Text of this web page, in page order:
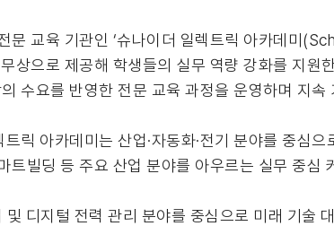
문 교육 기관인 ‘슈나이더 일렉트릭 아카데미
상으로 제공해 학생들의 실무 역량 강화를 지
수요를 반영한 전문 교육 과정을 운영하며 지
릭 아카데미는 산업·자동화·전기 분야를 중심
트빌딩 등 주요 산업 분야를 아우르는 실무 중심
디지털 전력 관리 분야를 중심으로 미래 기술